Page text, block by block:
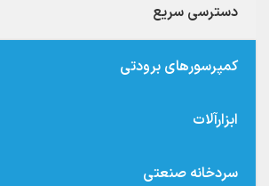
دسترسی سریع
کمپرسورهای برودتی
ابزارآلات
سردخانه صنعتی